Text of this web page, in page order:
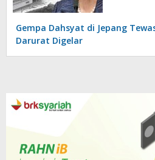
Gempa Dahsyat di Jepang
Darurat Digelar